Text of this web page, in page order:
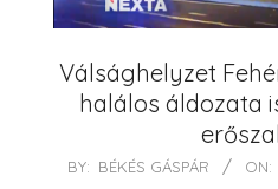
Válsághelyzet
halálos áldozata
2020-
BY: BÉKÉS GÁSPÁR ON: